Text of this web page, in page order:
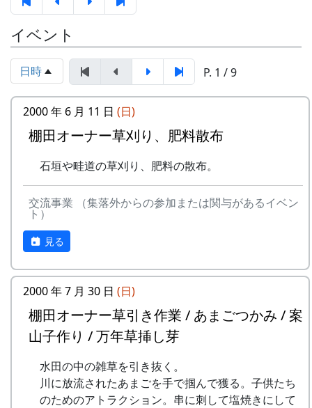
公会堂の裏手で実際に石垣を見ながら、調査方法
の再確認。
京都府立大学文学部歴史学科のみなさん。総勢18
名だったかな。全員、フィールドワーク参加に先
立って、PCR検査をして陰性であることを確認さ
他に、那珂ふれあい館 の安平館長と多可町地域お
参加されました。
一日目は、岩座神区有文書の調査。
イベント
日時 P. 1 / 9
2000 年 6 月 11 日 (日)
棚田オーナー草刈り、肥料散布
石垣や畦道の草刈り、肥料の散布。
交流事業 （集落外からの参加または関与があるイベン
ト）
見る
2000 年 7 月 30 日 (日)
棚田オーナー草引き作業 / あまごつかみ / 案
山子作り / 万年草挿し芽
水田の中の雑草を引き抜く。
川に放流されたあまごを手で掴んで獲る。子供たち
のためのアトラクション。串に刺して塩焼きにして